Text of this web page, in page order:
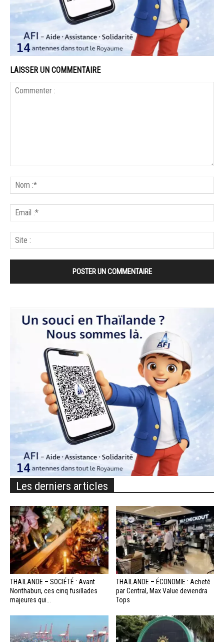
LAISSER UN COMMENTAIRE
Les derniers articles
THAÏLANDE – SOCIÉTÉ : Avant
Nonthaburi, ces cinq fusillades
majeures qui...
THAÏLANDE – ÉCONOMIE : Acheté
par Central, Max Value deviendra
Tops